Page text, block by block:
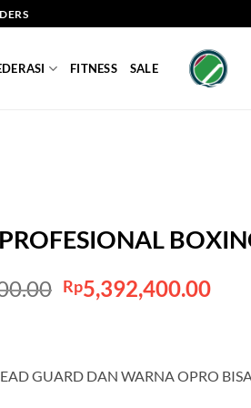
FITNESS SALE
Original
price
Rp5,392,400.00
GUARD DAN WARNA OPRO